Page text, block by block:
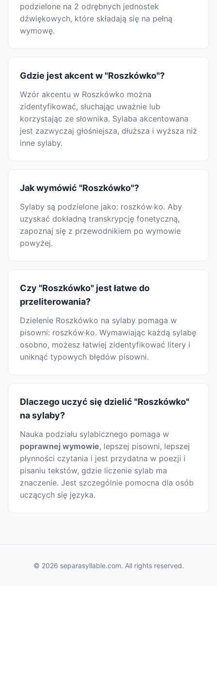
podzielone na 2 odrębnych jednostek
dźwiękowych, które składają się na pełną
wymowę.
Gdzie jest akcent w "Roszkówko"?
Wzór akcentu w Roszkówko można
zidentyfikować, słuchając uważnie lub
korzystając ze słownika. Sylaba akcentowana
jest zazwyczaj głośniejsza, dłuższa i wyższa niż
inne sylaby.
Jak wymówić "Roszkówko"?
Sylaby są podzielone jako: roszków·ko. Aby
uzyskać dokładną transkrypcję fonetyczną,
zapoznaj się z przewodnikiem po wymowie
powyżej.
Czy "Roszkówko" jest łatwe do
przeliterowania?
Dzielenie Roszkówko na sylaby pomaga w
pisowni: roszków·ko. Wymawiając każdą sylabę
osobno, możesz łatwiej zidentyfikować litery i
uniknąć typowych błędów pisowni.
Dlaczego uczyć się dzielić "Roszkówko"
na sylaby?
Nauka podziału sylabicznego pomaga w
poprawnej wymowie, lepszej pisowni, lepszej
płynności czytania i jest przydatna w poezji i
pisaniu tekstów, gdzie liczenie sylab ma
znaczenie. Jest szczególnie pomocna dla osób
uczących się języka.
© 2026 separasyllable.com. All rights reserved.